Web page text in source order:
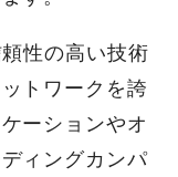
性の高い技術
トワークを誇
ーションやオ
ィングカンパ